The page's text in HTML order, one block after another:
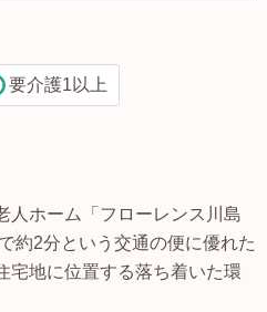
要介護1以上
人ホーム「フローレンス川島
約2分という交通の便に優れた
宅地に位置する落ち着いた環